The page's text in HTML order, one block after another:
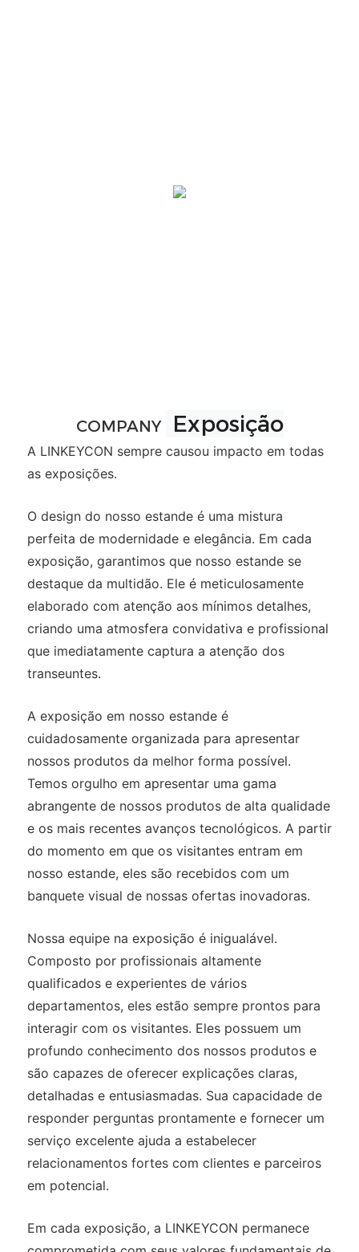
COMPANY Exposição
A LINKEYCON sempre causou impacto em todas
as exposições.
O design do nosso estande é uma mistura
perfeita de modernidade e elegância. Em cada
exposição, garantimos que nosso estande se
destaque da multidão. Ele é meticulosamente
elaborado com atenção aos mínimos detalhes,
criando uma atmosfera convidativa e profissional
que imediatamente captura a atenção dos
transeuntes.
A exposição em nosso estande é
cuidadosamente organizada para apresentar
nossos produtos da melhor forma possível.
Temos orgulho em apresentar uma gama
abrangente de nossos produtos de alta qualidade
e os mais recentes avanços tecnológicos. A partir
do momento em que os visitantes entram em
nosso estande, eles são recebidos com um
banquete visual de nossas ofertas inovadoras.
Nossa equipe na exposição é inigualável.
Composto por profissionais altamente
qualificados e experientes de vários
departamentos, eles estão sempre prontos para
interagir com os visitantes. Eles possuem um
profundo conhecimento dos nossos produtos e
são capazes de oferecer explicações claras,
detalhadas e entusiasmadas. Sua capacidade de
responder perguntas prontamente e fornecer um
serviço excelente ajuda a estabelecer
relacionamentos fortes com clientes e parceiros
em potencial.
Em cada exposição, a LINKEYCON permanece